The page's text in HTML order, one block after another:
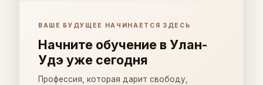
ВАШЕ БУДУЩЕЕ НАЧИНАЕТСЯ ЗДЕСЬ
Начните обучение в Улан-
Удэ уже сегодня
Профессия, которая дарит свободу,